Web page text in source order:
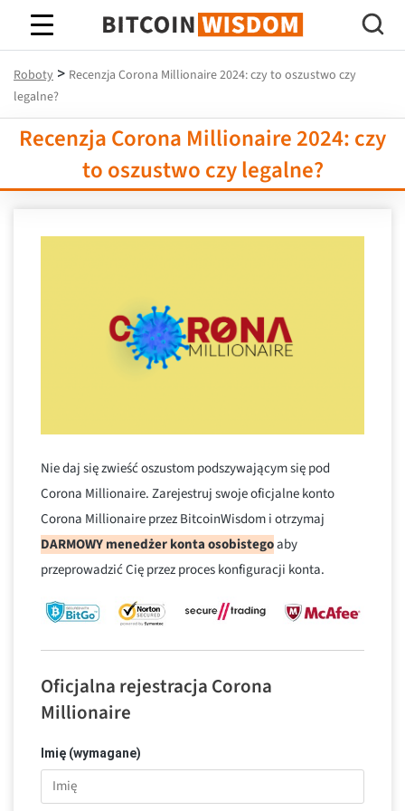
Mądrość Bitcoina
Roboty > Recenzja Corona Millionaire 2024: czy to oszustwo czy
legalne?
Recenzja Corona Millionaire 2024: czy
to oszustwo czy legalne?
Nie daj się zwieść oszustom podszywającym się pod
Corona Millionaire. Zarejestruj swoje oficjalne konto
Corona Millionaire przez BitcoinWisdom i otrzymaj
DARMOWY menedżer konta osobistegoaby
przeprowadzić Cię przez proces konfiguracji konta.
Oficjalna rejestracja Corona
Millionaire
Imię (wymagane)